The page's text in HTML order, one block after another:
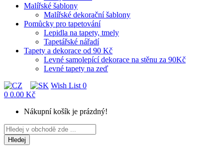
Malířské šablony
Malířské dekorační šablony
Pomůcky pro tapetování
Lepidla na tapety, tmely
Tapetářské nářadí
Tapety a dekorace od 90 Kč
Levné samolepící dekorace na stěnu za 90Kč
Levné tapety na zeď
Wish List 0
0 0.00 Kč
Nákupní košík je prázdný!
Hledej